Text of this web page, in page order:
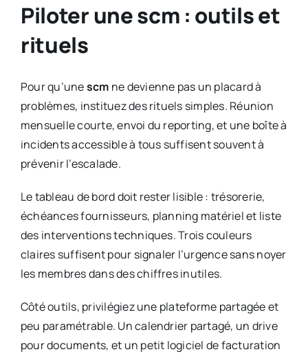
Piloter une scm : outils et
rituels
Pour qu’unescm ne devienne pas un placard à
problèmes, instituez des rituels simples. Réunion
mensuelle courte, envoi du reporting, et une boîte à
incidents accessible à tous suffisent souvent à
prévenir l’escalade.
Le tableau de bord doit rester lisible : trésorerie,
échéances fournisseurs, planning matériel et liste
des interventions techniques. Trois couleurs
claires suffisent pour signaler l’urgence sans noyer
les membres dans des chiffres inutiles.
Côté outils, privilégiez une plateforme partagée et
peu paramétrable. Un calendrier partagé, un drive
pour documents, et un petit logiciel de facturation